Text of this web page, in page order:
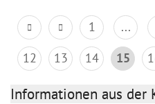
1 ...
12
13 14 15
Informationen aus der